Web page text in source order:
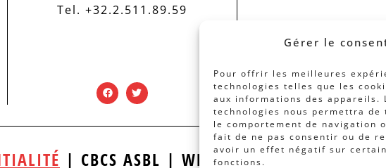
Gérer le
Pour offrir les meilleures
technologies telles que les
aux informations des appareils.
technologies nous permettra
le comportement de navigation
fait de ne pas consentir ou de
avoir un effet négatif sur
fonctions.
Tel. +32.2.511.89.59
| CBCS ASBL | WEBDESIGN PAR